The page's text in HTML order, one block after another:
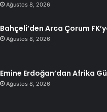
Ağustos 8, 2026
Bahçeli’den Arca Çorum
Ağustos 8, 2026
Emine Erdoğan’dan Afrika
Ağustos 8, 2026